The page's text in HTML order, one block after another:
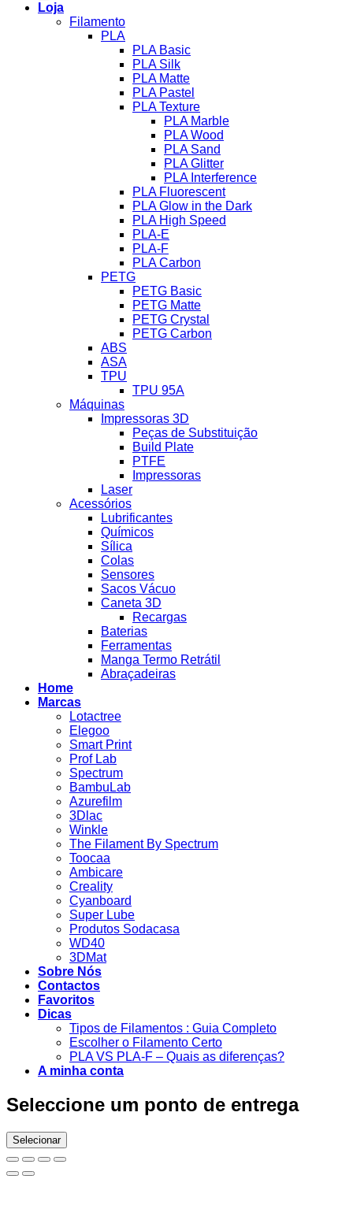
Loja
Filamento
PLA
PLA Basic
PLA Silk
PLA Matte
PLA Pastel
PLA Texture
PLA Marble
PLA Wood
PLA Sand
PLA Glitter
PLA Interference
PLA Fluorescent
PLA Glow in the Dark
PLA High Speed
PLA-E
PLA-F
PLA Carbon
PETG
PETG Basic
PETG Matte
PETG Crystal
PETG Carbon
ABS
ASA
TPU
TPU 95A
Máquinas
Impressoras 3D
Peças de Substituição
Build Plate
PTFE
Impressoras
Laser
Acessórios
Lubrificantes
Químicos
Sílica
Colas
Sensores
Sacos Vácuo
Caneta 3D
Recargas
Baterias
Ferramentas
Manga Termo Retrátil
Abraçadeiras
Home
Marcas
Lotactree
Elegoo
Smart Print
Prof Lab
Spectrum
BambuLab
Azurefilm
3Dlac
Winkle
The Filament By Spectrum
Toocaa
Ambicare
Creality
Cyanboard
Super Lube
Produtos Sodacasa
WD40
3DMat
Sobre Nós
Contactos
Favoritos
Dicas
Tipos de Filamentos : Guia Completo
Escolher o Filamento Certo
PLA VS PLA-F – Quais as diferenças?
A minha conta
Seleccione um ponto de entrega
Selecionar